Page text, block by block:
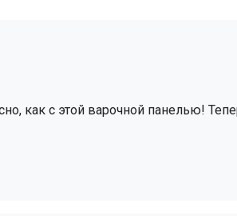
как с этой варочной панелью!